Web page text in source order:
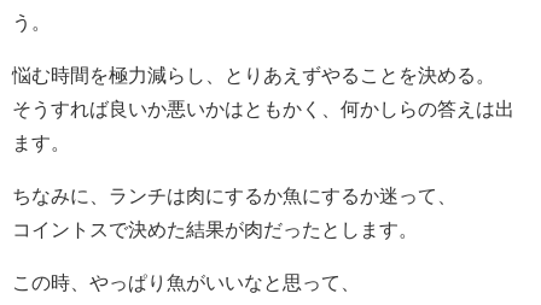
う。
悩む時間を極力減らし、とりあえずやることを決める。
そうすれば良いか悪いかはともかく、何かしらの答えは出
ます。
ちなみに、ランチは肉にするか魚にするか迷って、
コイントスで決めた結果が肉だったとします。
この時、やっぱり魚がいいなと思って、